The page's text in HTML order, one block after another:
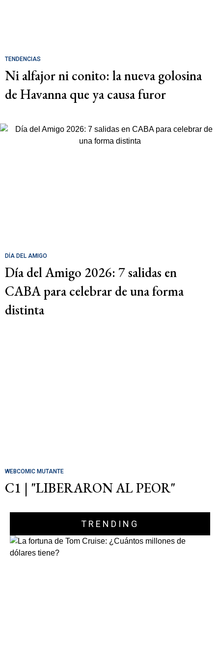
TENDENCIAS
Ni alfajor ni conito: la nueva golosina
de Havanna que ya causa furor
DÍA DEL AMIGO
Día del Amigo 2026: 7 salidas en
CABA para celebrar de una forma
distinta
WEBCOMIC MUTANTE
C1 | "LIBERARON AL PEOR"
TRENDING